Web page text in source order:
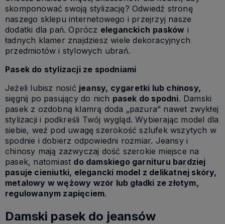
skomponować swoją stylizację? Odwiedź stronę
naszego sklepu internetowego i przejrzyj nasze
dodatki dla pań. Oprócz eleganckich pasków i
ładnych klamer znajdziesz wiele dekoracyjnych
przedmiotów i stylowych ubrań.
Pasek do stylizacji ze spodniami
Jeżeli lubisz nosić jeansy, cygaretki lub chinosy,
sięgnij po pasujący do nich pasek do spodni. Damski
pasek z ozdobną klamrą doda „pazura” nawet zwykłej
stylizacji i podkreśli Twój wygląd. Wybierając model dla
siebie, weź pod uwagę szerokość szlufek wszytych w
spodnie i dobierz odpowiedni rozmiar. Jeansy i
chinosy mają zazwyczaj dość szerokie miejsce na
pasek, natomiast do damskiego garnituru bardziej
pasuje cieniutki, elegancki model z delikatnej skóry,
metalowy w wężowy wzór lub gładki ze złotym,
regulowanym zapięciem.
Damski pasek do jeansów